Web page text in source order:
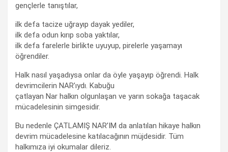
gençlerle tanıştılar,
ilk defa tacize uğrayıp dayak yediler,
ilk defa odun kırıp soba yaktılar,
ilk defa farelerle birlikte uyuyup, pirelerle yaşamayı
öğrendiler.
Halk nasıl yaşadıysa onlar da öyle yaşayıp öğrendi. Halk
devrimcilerin NAR’ıydı. Kabuğu
çatlayan Nar halkın olgunlaşan ve yarın sokağa taşacak
mücadelesinin simgesidir.
Bu nedenle ÇATLAMIŞ NAR’IM da anlatılan hikaye halkın
devrim mücadelesine katılacağının müjdesidir. Tüm
halkımıza iyi okumalar dileriz.